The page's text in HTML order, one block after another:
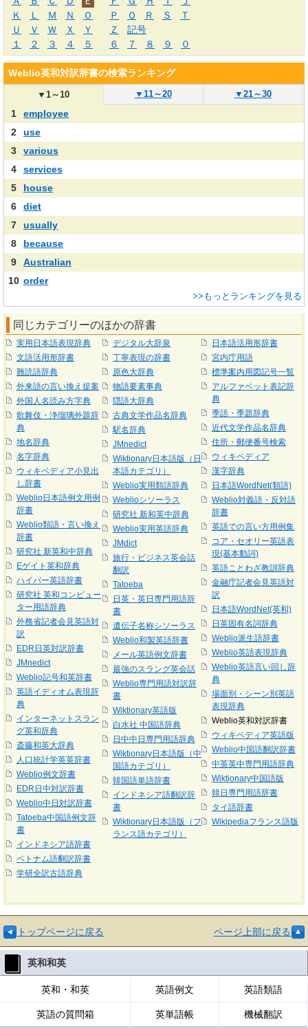
Ｋ
Ｌ Ｍ Ｎ Ｏ Ｐ Ｑ Ｒ Ｓ
Ｔ
Ｕ
Ｖ Ｗ Ｘ Ｙ Ｚ
記号
１
２ ３ ４ ５ ６ ７ ８ ９ ０
Weblio英和対訳辞書の検索ランキング
▼1～10 ▼ 11～20 ▼ 21～30
1
employee
2
use
3
various
4
services
5
house
6
diet
7
usually
8
because
9
Australian
10 order
>>もっとランキングを見る
同じカテゴリーのほかの辞書
実用日本語表現辞典
文語活用形辞書
難読語辞典
外来語の言い換え提案
外国人名読み方字典
歌舞伎・浄瑠璃外題辞
典
地名辞典
名字辞典
ウィキペディア小見出
し辞書
Weblio日本語例文用例
辞書
Weblio類語・言い換え
辞書
研究社 新英和中辞典
Eゲイト英和辞典
ハイパー英語辞書
研究社 英和コンピュー
ター用語辞典
外務省記者会見英語対
訳
EDR日英対訳辞書
JMnedict
Weblio記号和英辞書
英語イディオム表現辞
典
インターネットスラン
グ英和辞典
斎藤和英大辞典
人口統計学英英辞書
Weblio例文辞書
EDR日中対訳辞書
Weblio中日対訳辞書
Tatoeba中国語例文辞
書
インドネシア語辞書
ベトナム語翻訳辞書
学研全訳古語辞典
デジタル大辞泉
丁寧表現の辞書
原色大辞典
物語要素事典
隠語大辞典
古典文学作品名辞典
駅名辞典
JMnedict
Wiktionary日本語版（日
本語カテゴリ）
Weblio実用類語辞典
Weblioシソーラス
研究社 新和英中辞典
Weblio実用英語辞典
JMdict
旅行・ビジネス英会話
翻訳
Tatoeba
日英・英日専門用語辞
書
遺伝子名称シソーラス
Weblio和製英語辞書
メール英語例文辞書
最強のスラング英会話
Weblio専門用語対訳辞
書
Wiktionary英語版
白水社 中国語辞典
日中中日専門用語辞典
Wiktionary日本語版（中
国語カテゴリ）
韓国語単語辞書
インドネシア語翻訳辞
書
Wiktionary日本語版（フ
ランス語カテゴリ）
日本語活用形辞書
宮内庁用語
標準案内用図記号一覧
アルファベット表記辞
典
季語・季題辞典
近代文学作品名辞典
住所・郵便番号検索
ウィキペディア
漢字辞典
日本語WordNet(類語)
Weblio対義語・反対語
辞書
英語での言い方用例集
コア・セオリー英語表
現(基本動詞)
英語ことわざ教訓辞典
金融庁記者会見英語対
訳
日本語WordNet(英和)
日英固有名詞辞典
Weblio派生語辞書
Weblio英語表現辞典
Weblio英語言い回し辞
典
場面別・シーン別英語
表現辞典
Weblio英和対訳辞書
ウィキペディア英語版
Weblio中国語翻訳辞書
中英英中専門用語辞典
Wiktionary中国語版
韓日専門用語辞書
タイ語辞書
Wikipediaフランス語版
トップページに戻る ページ上部に戻る
英和和英
英和・和英 英語例文 英語類語
英語の質問箱 英単語帳 機械翻訳